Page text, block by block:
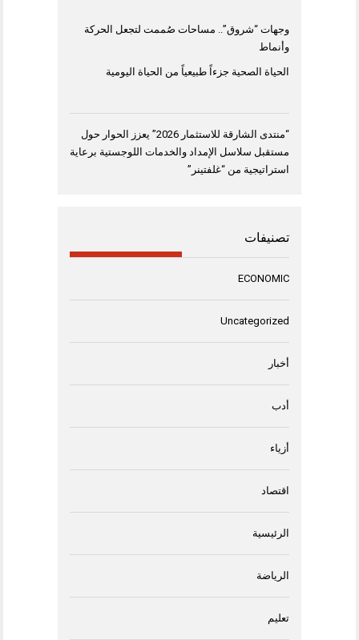
وجهات “شروق”.. مساحات صُممت لتجعل الحركة
وأنماط
الحياة الصحية جزءاً طبيعياً من الحياة اليومية
“منتدى الشارقة للاستثمار 2026” يعزز الحوار حول
مستقبل سلاسل الإمداد والخدمات اللوجستية برعاية
استراتيجية من “غلفتينر”
تصنيفات
ECONOMIC
Uncategorized
أخبار
أدب
أزياء
اقتصاد
الرئيسية
الرياضة
تعليم